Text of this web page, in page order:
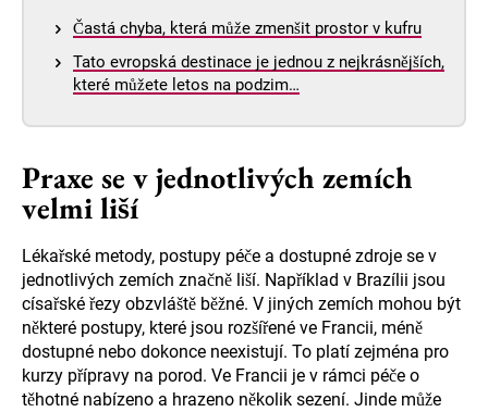
Častá chyba, která může zmenšit prostor v kufru
Tato evropská destinace je jednou z nejkrásnějších,
které můžete letos na podzim…
Praxe se v jednotlivých zemích
velmi liší
Lékařské metody, postupy péče a dostupné zdroje se v
jednotlivých zemích značně liší. Například v Brazílii jsou
císařské řezy obzvláště běžné. V jiných zemích mohou být
některé postupy, které jsou rozšířené ve Francii, méně
dostupné nebo dokonce neexistují. To platí zejména pro
kurzy přípravy na porod. Ve Francii je v rámci péče o
těhotné nabízeno a hrazeno několik sezení. Jinde může